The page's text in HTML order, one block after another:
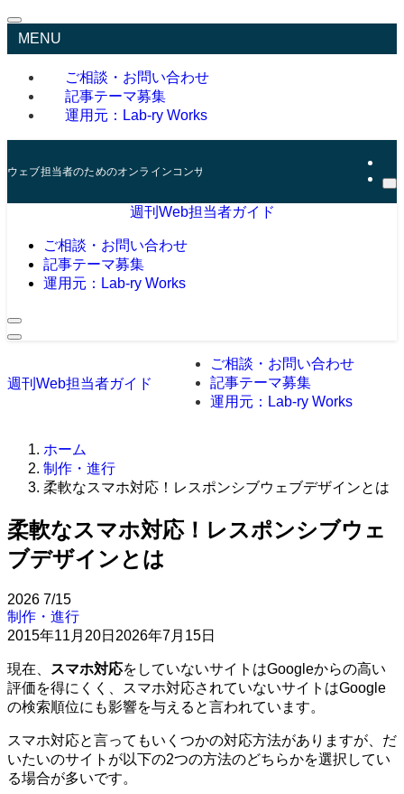
MENU
ご相談・お問い合わせ
記事テーマ募集
運用元：Lab-ry Works
ウェブ担当者のためのオンラインコンサルタント
週刊Web担当者ガイド
ご相談・お問い合わせ
記事テーマ募集
運用元：Lab-ry Works
週刊Web担当者ガイド
ご相談・お問い合わせ
記事テーマ募集
運用元：Lab-ry Works
ホーム
制作・進行
柔軟なスマホ対応！レスポンシブウェブデザインとは
柔軟なスマホ対応！レスポンシブウェ
ブデザインとは
2026 7/15
制作・進行
2015年11月20日 2026年7月15日
現在、 スマホ対応をしていないサイトはGoogleからの高い
評価を得にくく、スマホ対応されていないサイトはGoogle
の検索順位にも影響を与えると言われています。
スマホ対応と言ってもいくつかの対応方法がありますが、だ
いたいのサイトが以下の2つの方法のどちらかを選択してい
る場合が多いです。